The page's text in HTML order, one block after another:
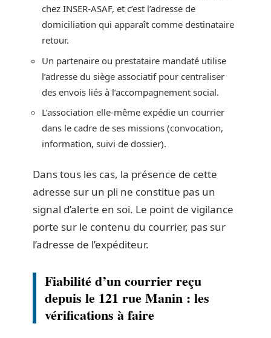
chez INSER-ASAF, et c’est l’adresse de
domiciliation qui apparaît comme destinataire
retour.
Un partenaire ou prestataire mandaté utilise
l’adresse du siège associatif pour centraliser
des envois liés à l’accompagnement social.
L’association elle-même expédie un courrier
dans le cadre de ses missions (convocation,
information, suivi de dossier).
Dans tous les cas, la présence de cette
adresse sur un pli ne constitue pas un
signal d’alerte en soi. Le point de vigilance
porte sur le contenu du courrier, pas sur
l’adresse de l’expéditeur.
Fiabilité d’un courrier reçu
depuis le 121 rue Manin : les
vérifications à faire